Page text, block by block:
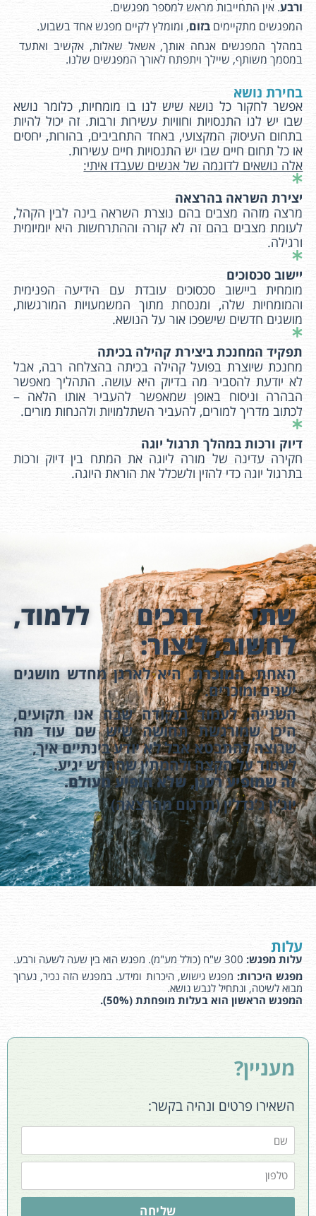
ורבע. אין התחייבות מראש למספר מפגשים.
המפגשים מתקיימים בזום, ומומלץ לקיים מפגש אחד בשבוע.
במהלך המפגשים אנחה אותך, אשאל שאלות, אקשיב ואתעד
במסמך משותף, שיילך ויתפתח לאורך המפגשים שלנו.
בחירת נושא
אפשר לחקור כל נושא שיש לנו בו מומחיות, כלומר נושא
שבו יש לנו התנסויות וחוויות עשירות ורבות. זה יכול להיות
בתחום העיסוק המקצועי, באחד התחביבים, בהורות, יחסים
או כל תחום חיים שבו יש התנסויות חיים עשירות.
אלה נושאים לדוגמה של אנשים שעבדו איתי:
יצירת השראה בהרצאה
מרצה מזהה מצבים בהם נוצרת השראה בינה לבין הקהל,
לעומת מצבים בהם זה לא קורה וההתרחשות היא יומיומית
ורגילה.
יישוב סכסוכים
מומחית ביישוב סכסוכים עובדת עם הידיעה הפנימית
והמומחיות שלה, ומנסחת מתוך המשמעויות המורגשות,
מושגים חדשים שישפכו אור על הנושא.
תפקיד המחנכת ביצירת קהילה בכיתה
מחנכת שיוצרת בפועל קהילה בכיתה בהצלחה רבה, אבל
לא יודעת להסביר מה בדיוק היא עושה. התהליך מאפשר
הבהרה וניסוח באופן שמאפשר להעביר אותו הלאה –
לכתוב מדריך למורים, להעביר השתלמויות ולהנחות מורים.
דיוק ורכות במהלך תרגול יוגה
חקירה עדינה של מורה ליוגה את המתח בין דיוק ורכות
בתרגול יוגה כדי להזין ולשכלל את הוראת היוגה.
שתי דרכים ללמוד,
לחשוב, ליצור:
האחת,המוכרת, היא לארגן מחדש מושגים
ישנים ומוכרים.
השנייה, לעמוד בנקודה שבה אנו תקועים,
היכן שמורגשת תחושה שיש שם עוד מה
שרוצה להתבטא אבל לא יודע בינתיים איך,
לעמוד על הקצה ולהמתין שהחדש יגיע.
זה שמופיע רענן, שלא הופיע מעולם.
יוג’ין ג’נדלין (תרגום מהרצאה)
עלות
עלות מפגש: 300 ש"ח (כולל מע"מ). מפגש הוא בין שעה לשעה ורבע.
מפגש היכרות: מפגש גישוש, היכרות ומידע. במפגש הזה נכיר, נערוך
מבוא לשיטה, ונתחיל לגבש נושא.
המפגש הראשון הוא בעלות מופחתת (50%).
מעניין?
השאירו פרטים ונהיה בקשר:
שליחה